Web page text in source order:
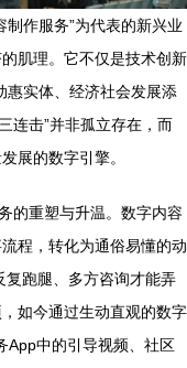
作服务”为代表的新兴业
肌理。它不仅是技术创新
惠实体、经济社会发展添
连击”并非孤立存在，而
展的数字引擎。
的重塑与升温。数字内容
程，转化为通俗易懂的动
跑腿、多方咨询才能弄
如今通过生动直观的数字
App中的引导视频、社区